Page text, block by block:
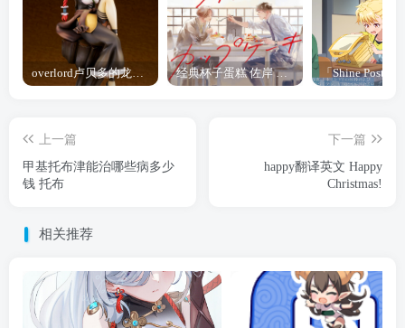
经典杯子蛋糕 佐岸 漫画「经典杯子蛋糕」宣布真人日剧化
上一篇
甲基托布津能治哪些病多少
钱 托布
下一篇
happy翻译英文 Happy
Christmas!
相关推荐